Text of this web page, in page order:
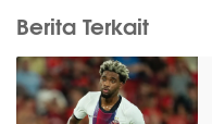
Berita Terkait